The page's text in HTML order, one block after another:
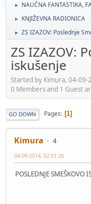
► NAUČNA FANTASTIKA,
► KNJIŽEVNA RADIONICA
► ZS IZAZOV: Poslednje
ZS IZAZOV:
iskušenje
Started by Kimura, 04-
0 Members and 1 Guest
GO DOWN Pages 1
Kimura 4
04-09-2014, 02:01:26
POSLEDNJE SMEŠKOVO